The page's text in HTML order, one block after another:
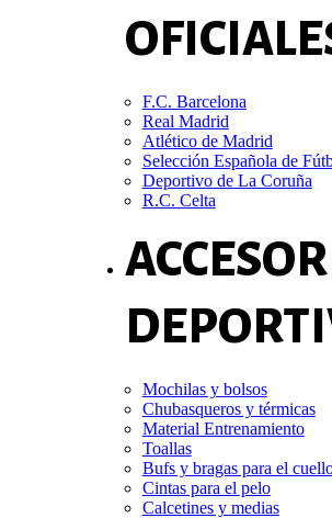
F.C. Barcelona
Real Madrid
Atlético de Madrid
Selección Española de
Deportivo de La Coruña
R.C. Celta
Mochilas y bolsos
Chubasqueros y térmicas
Material Entrenamiento
Toallas
Bufs y bragas para el
Cintas para el pelo
Calcetines y medias